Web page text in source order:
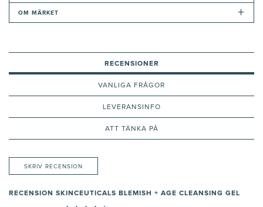
OM MÄRKET +
RECENSIONER
VANLIGA FRÅGOR
LEVERANSINFO
ATT TÄNKA PÅ
SKRIV RECENSION
RECENSION SKINCEUTICALS BLEMISH + AGE CLEANSING GEL